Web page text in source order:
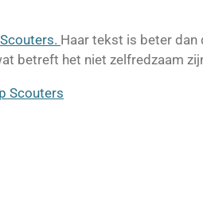
Scouters. Haar tekst is beter dan
betreft het niet zelfredzaam
Scouters